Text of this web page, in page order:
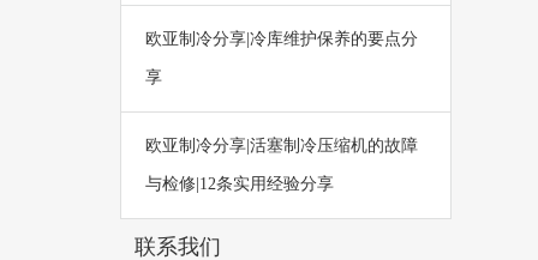
欧亚制冷分享|冷库维护保养的要点分
享
欧亚制冷分享|活塞制冷压缩机的故障
与检修|12条实用经验分享
联系我们